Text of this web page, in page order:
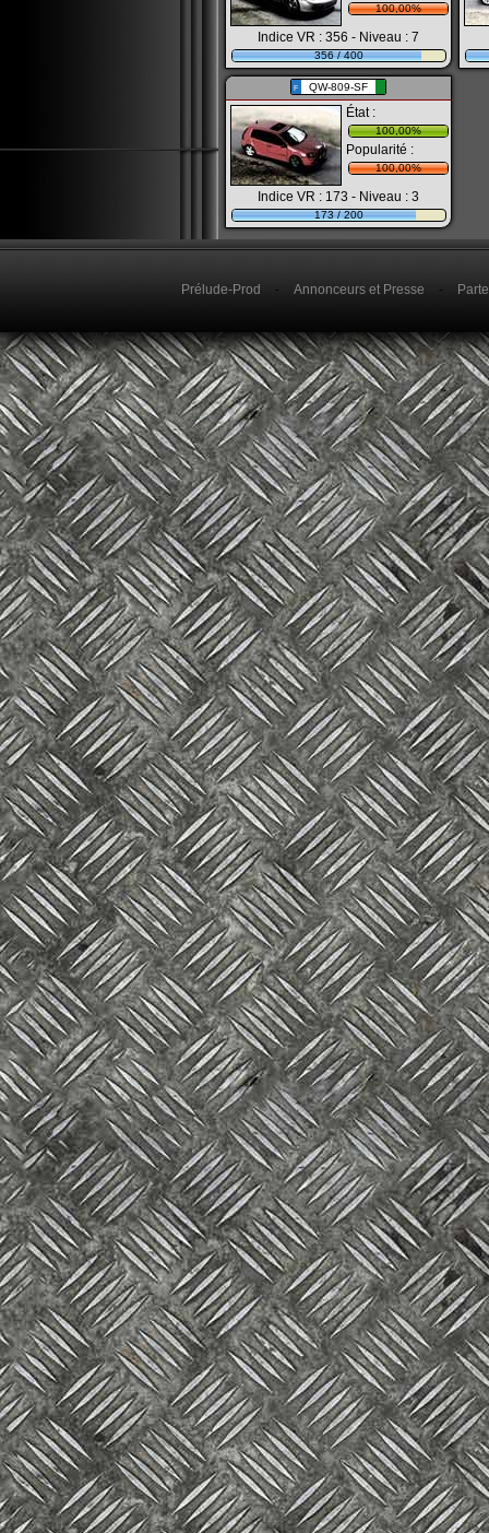
100,00%
Indice VR : 356 - Niveau : 7
356 / 400
F QW-809-SF
État :
100,00%
Popularité :
100,00%
Indice VR : 173 - Niveau : 3
173 / 200
Prélude-Prod - Annonceurs et Presse -